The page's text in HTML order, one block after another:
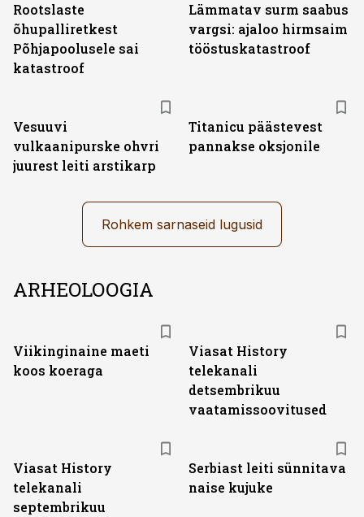
Rootslaste
õhupalliretkest
Põhjapoolusele sai
katastroof
Lämmatav surm saabus
vargsi: ajaloo hirmsaim
tööstuskatastroof
Vesuuvi
vulkaanipurske ohvri
juurest leiti arstikarp
Titanicu päästevest
pannakse oksjonile
Rohkem sarnaseid lugusid
ARHEOLOOGIA
Viikinginaine maeti
koos koeraga
Viasat History
telekanali
detsembrikuu
vaatamissoovitused
Viasat History
telekanali
septembrikuu
Serbiast leiti sünnitava
naise kujuke